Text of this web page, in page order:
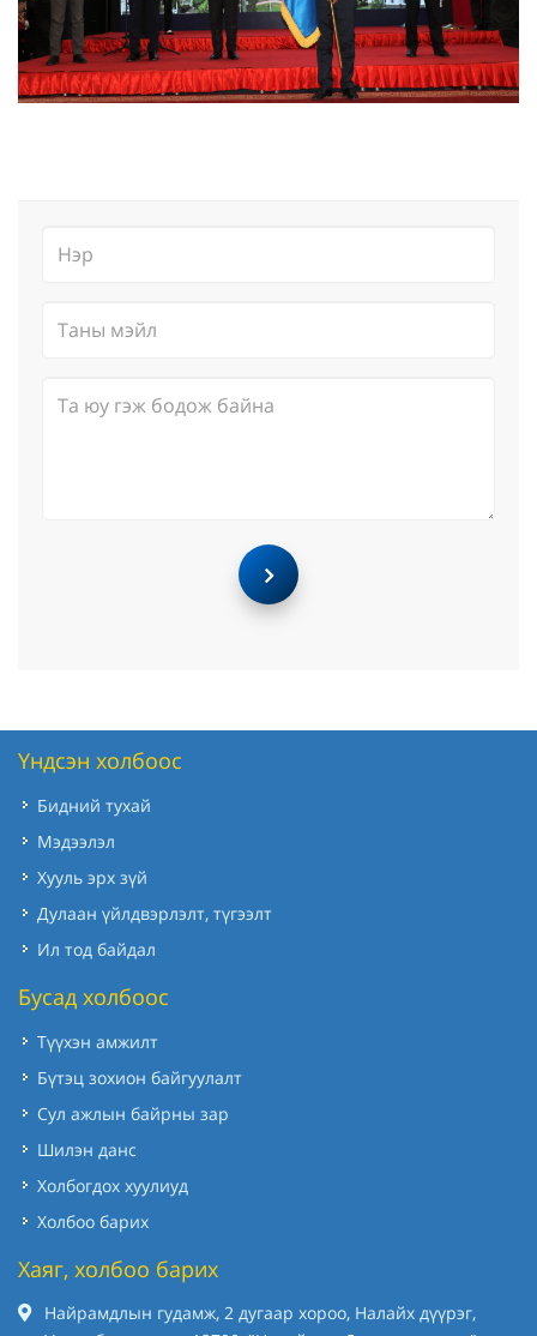
Үндсэн холбоос
Бидний тухай
Мэдээлэл
Хууль эрх зүй
Дулаан үйлдвэрлэлт, түгээлт
Ил тод байдал
Бусад холбоос
Түүхэн амжилт
Бүтэц зохион байгуулалт
Сул ажлын байрны зар
Шилэн данс
Холбогдох хуулиуд
Холбоо барих
Хаяг, холбоо барих
Найрамдлын гудамж, 2 дугаар хороо, Налайх дүүрэг,